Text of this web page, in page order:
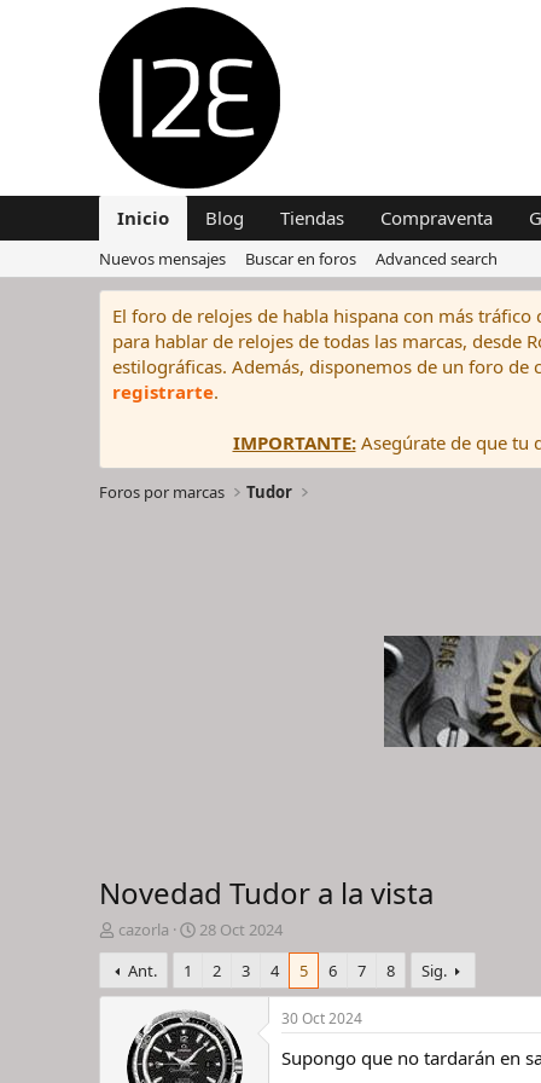
Inicio Blog Tiendas Compraventa
Nuevos mensajes Buscar en foros Advanced search
El foro de relojes de habla hispana con más
para hablar de relojes de todas las marcas, desde
estilográficas. Además, disponemos de un foro
registrarte.
IMPORTANTE:Asegúrate de que tu
Foros por marcas Tudor
Novedad Tudor a la vista
I
n
i
c
cazorla
F
e
h
a
d
e
28 Oct 2024
Ant.
1 2 3 4 5 6 7 8 Sig.
30 Oct 2024
Supongo que no tardarán en